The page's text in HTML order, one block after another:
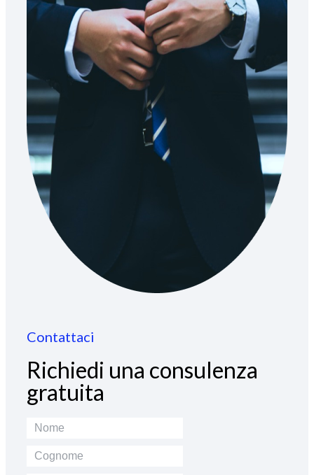
Contattaci
Richiedi una consulenza
gratuita